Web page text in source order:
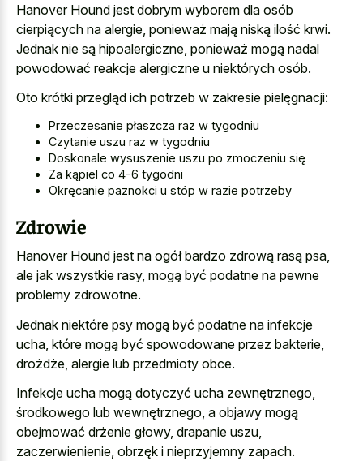
Hanover Hound jest dobrym wyborem dla osób
cierpiących na alergie, ponieważ mają niską ilość krwi.
Jednak nie są hipoalergiczne, ponieważ mogą nadal
powodować reakcje alergiczne u niektórych osób.
Oto krótki przegląd ich potrzeb w zakresie pielęgnacji:
Przeczesanie płaszcza raz w tygodniu
Czytanie uszu raz w tygodniu
Doskonale wysuszenie uszu po zmoczeniu się
Za kąpiel co 4-6 tygodni
Okręcanie paznokci u stóp w razie potrzeby
Zdrowie
Hanover Hound jest na ogół bardzo zdrową rasą psa,
ale jak wszystkie rasy, mogą być podatne na pewne
problemy zdrowotne.
Jednak niektóre psy mogą być podatne na infekcje
ucha, które mogą być spowodowane przez bakterie,
drożdże, alergie lub przedmioty obce.
Infekcje ucha mogą dotyczyć ucha zewnętrznego,
środkowego lub wewnętrznego, a objawy mogą
obejmować drżenie głowy, drapanie uszu,
zaczerwienienie, obrzęk i nieprzyjemny zapach.